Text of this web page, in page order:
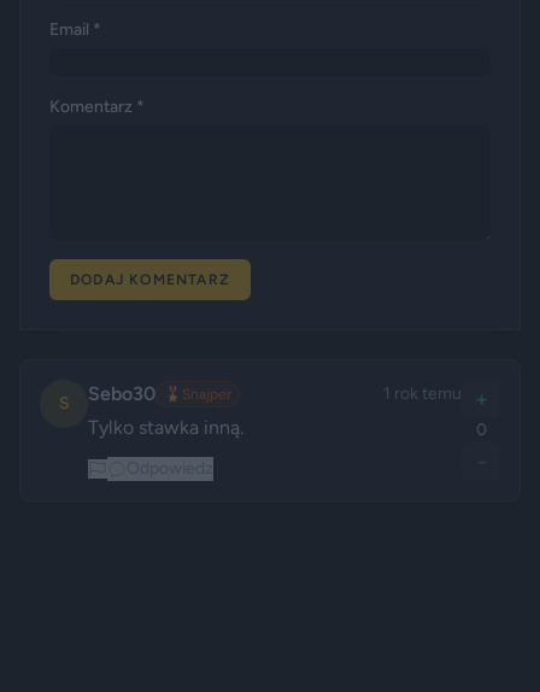
Email *
Komentarz *
DODAJ KOMENTARZ
S Sebo30 🎖️ Snajper 1 rok temu
Tylko stawka inną.
+
0
-